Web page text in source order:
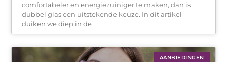
comfortabeler en energiezuiniger te maken, dan is
dubbel glas een uitstekende keuze. In dit artikel
duiken we diep in de
AANBIEDINGEN